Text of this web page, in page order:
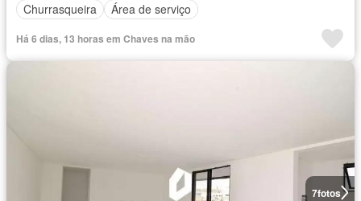
Churrasqueira
Área de serviço
Há 6 dias, 13 horas em Chaves na mão
7fotos